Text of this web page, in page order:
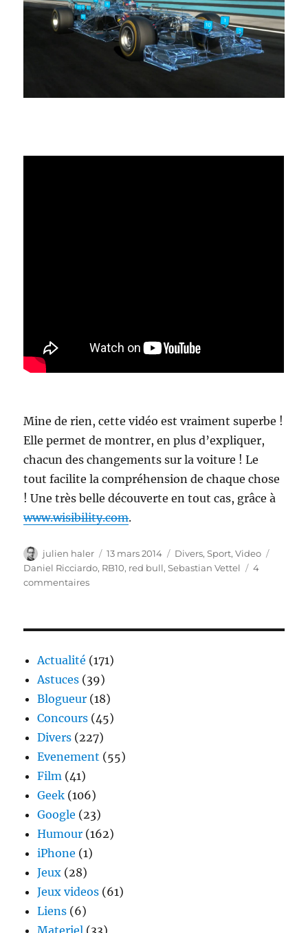
Mine de rien, cette vidéo est vraiment superbe !
Elle permet de montrer, en plus d’expliquer,
chacun des changements sur la voiture ! Le
tout facilite la compréhension de chaque chose
! Une très belle découverte en tout cas, grâce à
www.wisibility.com.
Auteur
julien haler
Publié
le
13 mars 2014 Catégories
Divers,Sport,Video
Daniel Ricciardo, RB10, red bull,Sebastian Vettel
4
commentairessur
la
nouvelle
règlementation
2014
de
Formule
1
Actualité (171)
Astuces (39)
Blogueur (18)
Concours (45)
Divers (227)
Evenement (55)
Film (41)
Geek (106)
Google (23)
Humour (162)
iPhone (1)
Jeux (28)
Jeux videos (61)
Liens (6)
Materiel (33)